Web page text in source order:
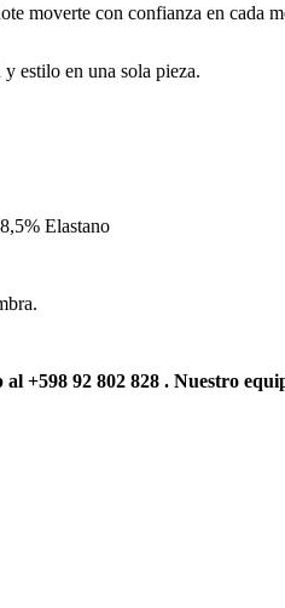
moverte con confianza en cada
estilo en una sola pieza.
Elastano
+598 92 802 828 . Nuestro